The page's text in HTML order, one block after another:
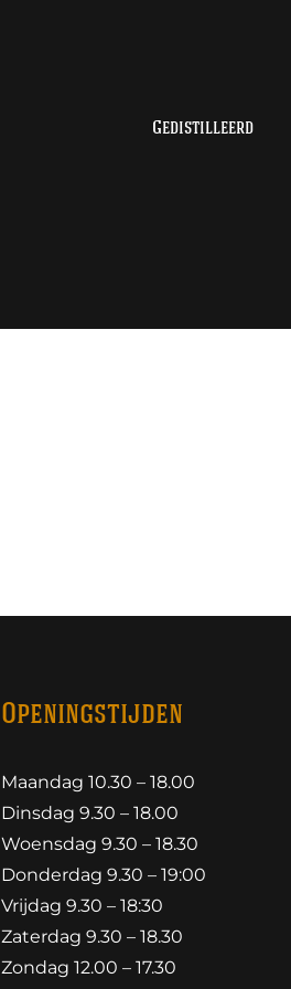
Gedistilleerd
Openingstijden
Maandag 10.30 – 18.00
Dinsdag 9.30 – 18.00
Woensdag 9.30 – 18.30
Donderdag 9.30 – 19:00
Vrijdag 9.30 – 18:30
Zaterdag 9.30 – 18.30
Zondag 12.00 – 17.30